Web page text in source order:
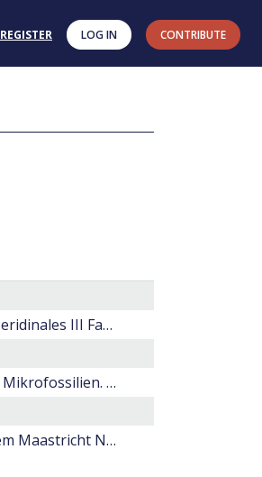
REGISTER LOG IN CONTRIBUTE
Evolution und Systematik von Dinoflagellaten-Zysten aus der Ordnung Peridinales III Familie Pareodiniaceae
Katalog der Fossilen Dinoflagellaten, Hystrichosphären und Verwandten Mikrofossilien. Band I. Dinoflagellaten. 3. Ergänzungslieferung. III
Hystrichosphaeeropsis quasicribrata (O. Wetzel), ein Dinoflagellat aus dem Maastricht Nordeuropas